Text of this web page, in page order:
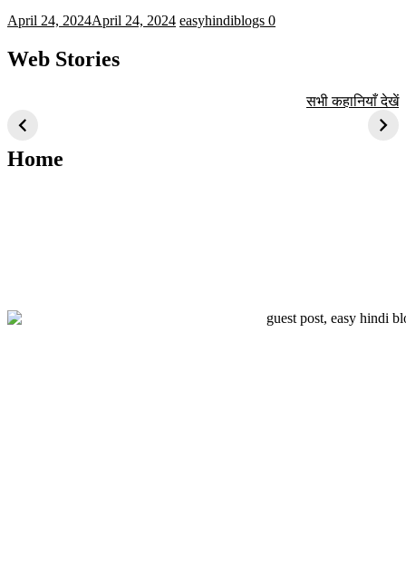
April 24, 2024April 24, 2024 easyhindiblogs 0
Web Stories
तकनीक जो आपको
2024 के लिए सीखनी
चाहिए
ऐतिहासिक स्थान
सभी कहानियाँ देखें
Home